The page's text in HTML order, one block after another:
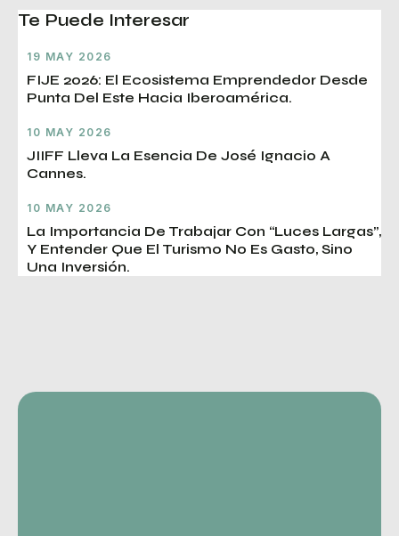
Te Puede Interesar
19 MAY 2026
FIJE 2026: El Ecosistema Emprendedor Desde
Punta Del Este Hacia Iberoamérica.
10 MAY 2026
JIIFF Lleva La Esencia De José Ignacio A
Cannes.
10 MAY 2026
La Importancia De Trabajar Con “luces Largas”,
Y Entender Que El Turismo No Es Gasto, Sino
Una Inversión.